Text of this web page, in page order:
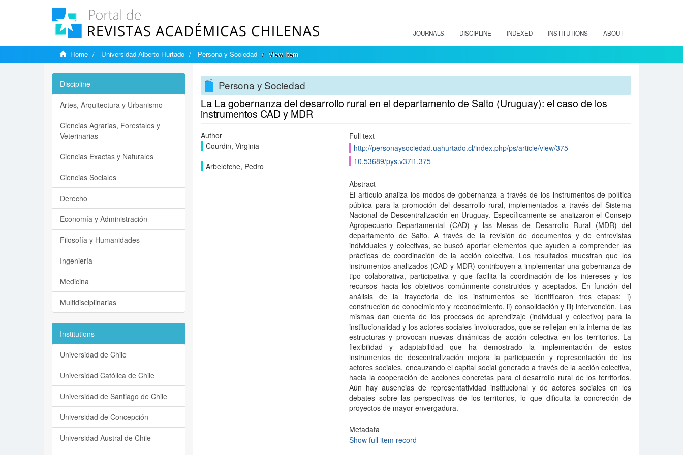
JOURNALS DISCIPLINE INDEXED INSTITUTIONS ABOUT
Home Universidad Alberto Hurtado Persona y Sociedad View Item
Persona y Sociedad
La La gobernanza del desarrollo rural en el departamento de Salto (Uruguay): el caso de los
instrumentos CAD y MDR
Author
Courdin, Virginia
Arbeletche, Pedro
Full text
http://personaysociedad.uahurtado.cl/index.php/ps/article/view/375
10.53689/pys.v37i1.375
Abstract
El artículo analiza los modos de gobernanza a través de los instrumentos de política
pública para la promoción del desarrollo rural, implementados a través del Sistema
Nacional de Descentralización en Uruguay. Específicamente se analizaron el Consejo
Agropecuario Departamental (CAD) y las Mesas de Desarrollo Rural (MDR) del
departamento de Salto. A través de la revisión de documentos y de entrevistas
individuales y colectivas, se buscó aportar elementos que ayuden a comprender las
prácticas de coordinación de la acción colectiva. Los resultados muestran que los
instrumentos analizados (CAD y MDR) contribuyen a implementar una gobernanza de
tipo colaborativa, participativa y que facilita la coordinación de los intereses y los
recursos hacia los objetivos comúnmente construidos y aceptados. En función del
análisis de la trayectoria de los instrumentos se identificaron tres etapas: i)
construcción de conocimiento y reconocimiento, ii) consolidación y iii) intervención. Las
mismas dan cuenta de los procesos de aprendizaje (individual y colectivo) para la
institucionalidad y los actores sociales involucrados, que se reflejan en la interna de las
estructuras y provocan nuevas dinámicas de acción colectiva en los territorios. La
flexibilidad y adaptabilidad que ha demostrado la implementación de estos
instrumentos de descentralización mejora la participación y representación de los
actores sociales, encauzando el capital social generado a través de la acción colectiva,
hacia la cooperación de acciones concretas para el desarrollo rural de los territorios.
Aún hay ausencias de representatividad institucional y de actores sociales en los
debates sobre las perspectivas de los territorios, lo que dificulta la concreción de
proyectos de mayor envergadura.
Metadata
Show full item record
Discipline
Artes, Arquitectura y Urbanismo
Ciencias Agrarias, Forestales y
Veterinarias
Ciencias Exactas y Naturales
Ciencias Sociales
Derecho
Economía y Administración
Filosofía y Humanidades
Ingeniería
Medicina
Multidisciplinarias
Institutions
Universidad de Chile
Universidad Católica de Chile
Universidad de Santiago de Chile
Universidad de Concepción
Universidad Austral de Chile